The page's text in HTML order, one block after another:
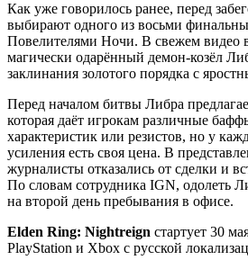
Как уже говорилось ранее, перед
выбирают одного из восьми
Повелителями Ночи. В свежем видео
магически одарённый демон-козёл
заклинания золотого порядка с
Перед началом битвы Либра
которая даёт игрокам различные
характеристик или резистов, но у
усиления есть своя цена. В
журналисты отказались от сделки и
По словам сотрудника IGN, одолеть
на второй день пребывания в офисе.
Elden Ring: Nightreign стартует 30
PlayStation и Xbox с русской